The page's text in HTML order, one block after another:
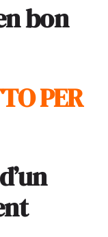
bon
PER